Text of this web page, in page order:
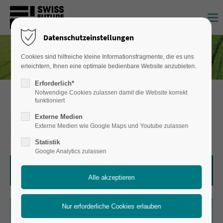
Login
Benutzername
Passwort
Anmelden
Register|Lost your password?
Support
Lorem ipsum dolor sit amet:
PRAXISVERSUCHE AUF DER SWISS
FUTURE FARM
Datenschutzeinstellungen
Cookies sind hilfreiche kleine Informationsfragmente, die es uns
erleichtern, Ihnen eine optimale bedienbare Website anzubieten.
Erforderlich*
Notwendige Cookies zulassen damit die Website korrekt
funktioniert
Externe Medien
Externe Medien wie Google Maps und Youtube zulassen
Statistik
Google Analytics zulassen